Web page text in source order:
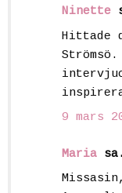
Ninette
Hittade
9 mars
Maria